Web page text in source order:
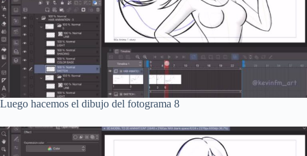
Luego hacemos el dibujo del fotograma 8